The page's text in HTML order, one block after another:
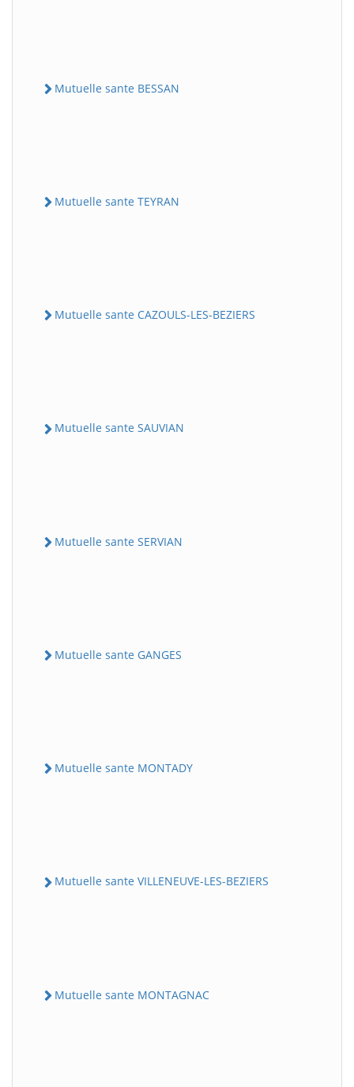
Mutuelle sante BESSAN
Mutuelle sante TEYRAN
Mutuelle sante CAZOULS-LES-BEZIERS
Mutuelle sante SAUVIAN
Mutuelle sante SERVIAN
Mutuelle sante GANGES
Mutuelle sante MONTADY
Mutuelle sante VILLENEUVE-LES-BEZIERS
Mutuelle sante MONTAGNAC